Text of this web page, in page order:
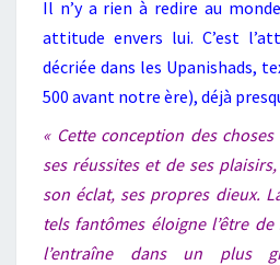
Il n’y a rien à redire au
attitude envers lui. C’est
décriée dans les Upanishads,
500 avant notre ère), déjà
« Cette conception des
ses réussites et de ses
son éclat, ses propres dieux.
tels fantômes éloigne l’être
l’entraîne dans un plus